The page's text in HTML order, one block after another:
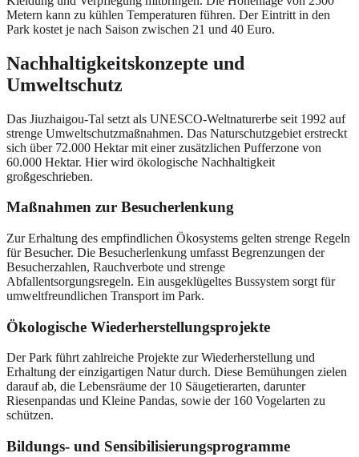
Metern kann zu kühlen Temperaturen führen. Der Eintritt in den
Park kostet je nach Saison zwischen 21 und 40 Euro.
Nachhaltigkeitskonzepte und
Umweltschutz
Das Jiuzhaigou-Tal setzt als UNESCO-Weltnaturerbe seit 1992 auf
strenge Umweltschutzmaßnahmen. Das Naturschutzgebiet erstreckt
sich über 72.000 Hektar mit einer zusätzlichen Pufferzone von
60.000 Hektar. Hier wird ökologische Nachhaltigkeit
großgeschrieben.
Maßnahmen zur Besucherlenkung
Zur Erhaltung des empfindlichen Ökosystems gelten strenge Regeln
für Besucher. Die Besucherlenkung umfasst Begrenzungen der
Besucherzahlen, Rauchverbote und strenge
Abfallentsorgungsregeln. Ein ausgeklügeltes Bussystem sorgt für
umweltfreundlichen Transport im Park.
Ökologische Wiederherstellungsprojekte
Der Park führt zahlreiche Projekte zur Wiederherstellung und
Erhaltung der einzigartigen Natur durch. Diese Bemühungen zielen
darauf ab, die Lebensräume der 10 Säugetierarten, darunter
Riesenpandas und Kleine Pandas, sowie der 160 Vogelarten zu
schützen.
Bildungs- und Sensibilisierungsprogramme